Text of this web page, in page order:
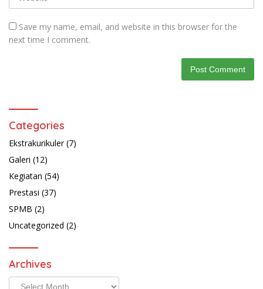
Save my name, email, and website in this browser for the
next time I comment.
Categories
Ekstrakurikuler(7)
Galeri (12)
Kegiatan (54)
Prestasi (37)
SPMB (2)
Uncategorized (2)
Archives
Archives